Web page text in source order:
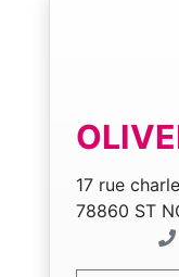
17 rue
78860 ST